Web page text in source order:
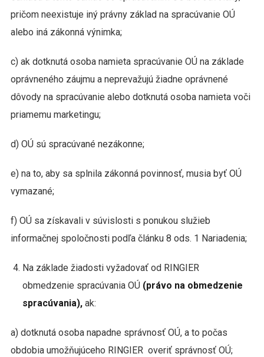
pričom neexistuje iný právny základ na spracúvanie OÚ
alebo iná zákonná výnimka;
c) ak dotknutá osoba namieta spracúvanie OÚ na základe
oprávneného záujmu a neprevažujú žiadne oprávnené
dôvody na spracúvanie alebo dotknutá osoba namieta voči
priamemu marketingu;
d) OÚ sú spracúvané nezákonne;
e) na to, aby sa splnila zákonná povinnosť, musia byť OÚ
vymazané;
f) OÚ sa získavali v súvislosti s ponukou služieb
informačnej spoločnosti podľa článku 8 ods. 1 Nariadenia;
Na základe žiadosti vyžadovať od RINGIER
obmedzenie spracúvania OÚ (právo na obmedzenie
spracúvania),ak:
a) dotknutá osoba napadne správnosť OÚ, a to počas
obdobia umožňujúceho RINGIER overiť správnosť OÚ;